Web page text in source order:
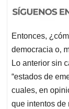
Entonces,
democracia o,
Lo anterior sin
“estados de
cuales, en
que intentos de